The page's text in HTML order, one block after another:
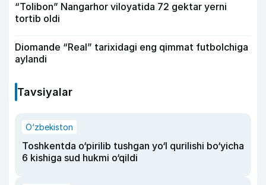
“Tolibon” Nangarhor viloyatida 72 gektar yerni
tortib oldi
Diomande “Real” tarixidagi eng qimmat futbolchiga
aylandi
Tavsiyalar
O‘zbekiston
Toshkentda o‘pirilib tushgan yo‘l qurilishi bo‘yicha
6 kishiga sud hukmi o‘qildi